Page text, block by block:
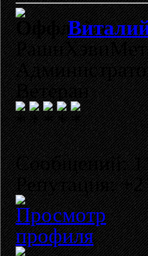
Ветеран
Сообщений:
Репутация: